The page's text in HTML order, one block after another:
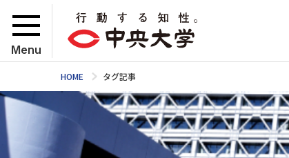
Menu
HOME タグ記事